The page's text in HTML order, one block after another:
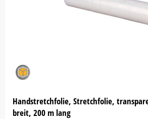
Handstretchfolie, Stretchfolie,
breit, 200 m lang